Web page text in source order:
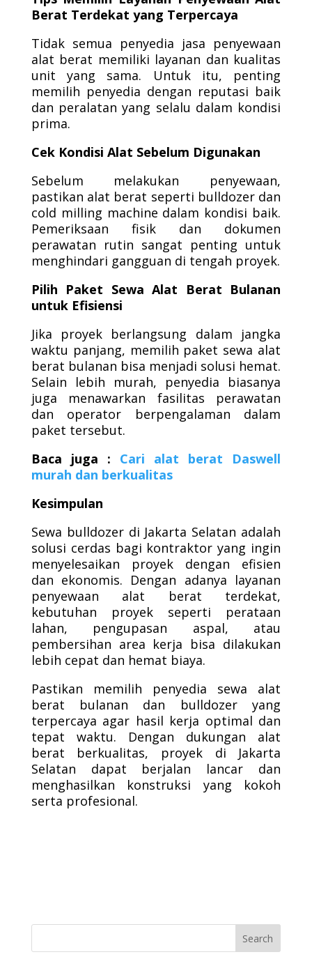
Berat Terdekat yang Terpercaya
Tidak semua penyedia jasa penyewaan
alat berat memiliki layanan dan kualitas
unit yang sama. Untuk itu, penting
memilih penyedia dengan reputasi baik
dan peralatan yang selalu dalam kondisi
prima.
Cek Kondisi Alat Sebelum Digunakan
Sebelum melakukan penyewaan,
pastikan alat berat seperti bulldozer dan
cold milling machine dalam kondisi baik.
Pemeriksaan fisik dan dokumen
perawatan rutin sangat penting untuk
menghindari gangguan di tengah proyek.
Pilih Paket Sewa Alat Berat Bulanan
untuk Efisiensi
Jika proyek berlangsung dalam jangka
waktu panjang, memilih paket sewa alat
berat bulanan bisa menjadi solusi hemat.
Selain lebih murah, penyedia biasanya
juga menawarkan fasilitas perawatan
dan operator berpengalaman dalam
paket tersebut.
Baca juga : Cari alat berat Daswell
murah dan berkualitas
Kesimpulan
Sewa bulldozer di Jakarta Selatan adalah
solusi cerdas bagi kontraktor yang ingin
menyelesaikan proyek dengan efisien
dan ekonomis. Dengan adanya layanan
penyewaan alat berat terdekat,
kebutuhan proyek seperti perataan
lahan, pengupasan aspal, atau
pembersihan area kerja bisa dilakukan
lebih cepat dan hemat biaya.
Pastikan memilih penyedia sewa alat
berat bulanan dan bulldozer yang
terpercaya agar hasil kerja optimal dan
tepat waktu. Dengan dukungan alat
berat berkualitas, proyek di Jakarta
Selatan dapat berjalan lancar dan
menghasilkan konstruksi yang kokoh
serta profesional.
Search